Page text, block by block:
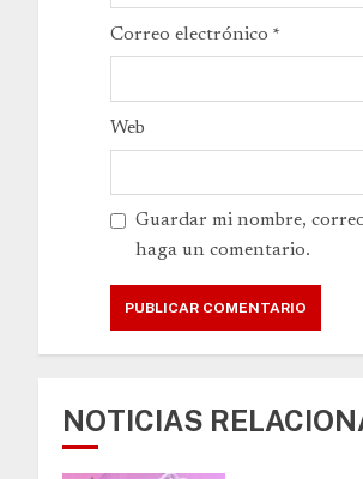
Correo electrónico *
Web
Guardar mi nombre,
haga un comentario.
NOTICIAS